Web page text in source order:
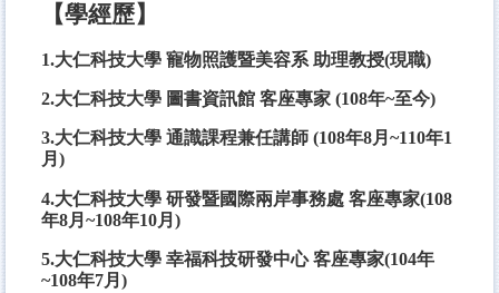
【學經歷】
1.大仁科技大學 寵物照護暨美容系 助理教授(現職)
2.大仁科技大學 圖書資訊館 客座專家 (108年~至今)
3.大仁科技大學 通識課程兼任講師 (108年8月~110年1
月)
4.大仁科技大學 研發暨國際兩岸事務處 客座專家(108
年8月~108年10月)
5.大仁科技大學 幸福科技研發中心 客座專家(104年
~108年7月)